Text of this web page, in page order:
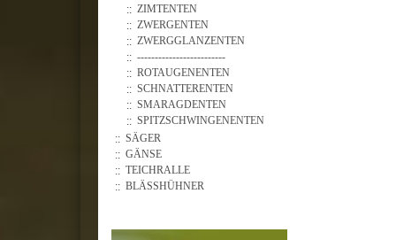
ZIMTENTEN
ZWERGENTEN
ZWERGGLANZENTEN
-------------------------
ROTAUGENENTEN
SCHNATTERENTEN
SMARAGDENTEN
SPITZSCHWINGENENTEN
SÄGER
GÄNSE
TEICHRALLE
BLÄSSHÜHNER